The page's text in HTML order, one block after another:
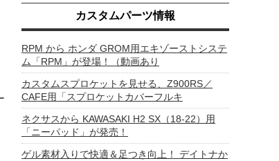
カスタムパーツ情報
RPM から ホンダ GROM用エキゾーストシステ
ム「RPM」が登場！（動画あり
カスタムスプロケットを見せる、Z900RS／
CAFE用「スプロケットカバーフルキ
ネクサスから KAWASAKI H2 SX（18-22）用
「ニーパッド」が発売！
ゲル素材入りで快適＆足つき向上！ デイトナか